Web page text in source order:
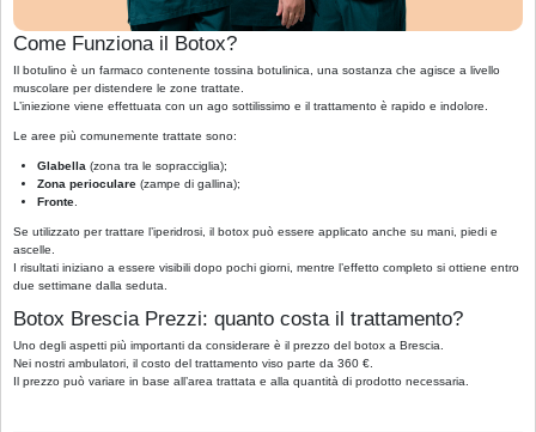
Come Funziona il Botox?
Il botulino è un farmaco contenente tossina botulinica, una sostanza che agisce a livello
muscolare per distendere le zone trattate.
L’iniezione viene effettuata con un ago sottilissimo e il trattamento è rapido e indolore.
Le aree più comunemente trattate sono:
Glabella (zona tra le sopracciglia);
Zona perioculare (zampe di gallina);
Fronte
Se utilizzato per trattare l’iperidrosi, il botox può essere applicato anche su mani, piedi e
ascelle.
I risultati iniziano a essere visibili dopo pochi giorni, mentre l’effetto completo si ottiene entro
due settimane dalla seduta.
Botox Brescia Prezzi: quanto costa il trattamento?
Uno degli aspetti più importanti da considerare è il prezzo del botox a Brescia.
Nei nostri ambulatori, il costo del trattamento viso parte da 360 €.
Il prezzo può variare in base all’area trattata e alla quantità di prodotto necessaria.